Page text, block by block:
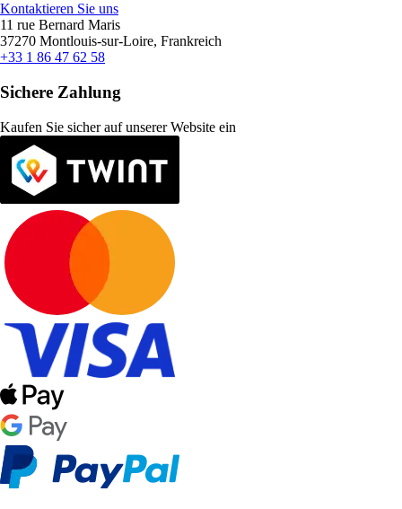
Kontaktieren Sie uns
11 rue Bernard Maris
37270 Montlouis-sur-Loire, Frankreich
+33 1 86 47 62 58
Sichere Zahlung
Kaufen Sie sicher auf unserer Website ein